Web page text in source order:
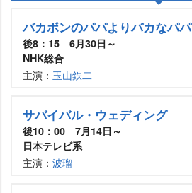
バカボンのパパよりバカなパパ
後8：15 6月30日～
NHK総合
主演： 玉山鉄二
サバイバル・ウェディング
後10：00 7月14日～
日本テレビ系
主演： 波瑠